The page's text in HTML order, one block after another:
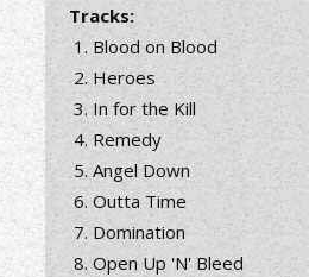
Tracks:
Blood on Blood
Heroes
In for the Kill
Remedy
Angel Down
Outta Time
Domination
Open Up 'N' Bleed